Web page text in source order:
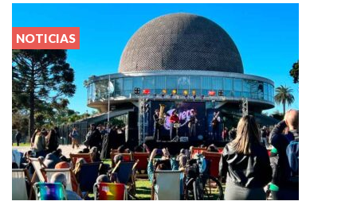
NOTICIAS